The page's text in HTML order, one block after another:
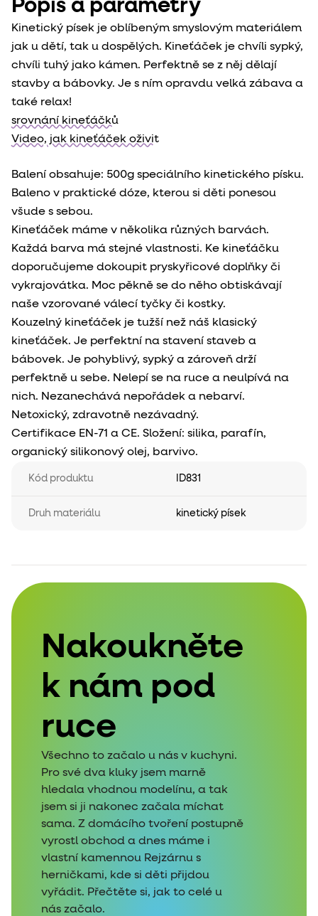
Popis a parametry
Kinetický písek je oblíbeným smyslovým materiálem
jak u dětí, tak u dospělých. Kineťáček je chvíli sypký,
chvíli tuhý jako kámen. Perfektně se z něj dělají
stavby a bábovky. Je s ním opravdu velká zábava a
také relax!
srovnání kineťáčků
Video, jak kineťáček oživit
Balení obsahuje: 500g speciálního kinetického písku.
Baleno v praktické dóze, kterou si děti ponesou
všude s sebou.
Kineťáček máme v několika různých barvách.
Každá barva má stejné vlastnosti. Ke kineťáčku
doporučujeme dokoupit pryskyřicové doplňky či
vykrajovátka. Moc pěkně se do něho obtiskávají
naše vzorované válecí tyčky či kostky.
Kouzelný kineťáček je tužší než náš klasický
kineťáček. Je perfektní na stavení staveb a
bábovek. Je pohyblivý, sypký a zároveň drží
perfektně u sebe. Nelepí se na ruce a neulpívá na
nich. Nezanechává nepořádek a nebarví.
Netoxický, zdravotně nezávadný.
Certifikace EN-71 a CE. Složení: silika, parafín,
organický silikonový olej, barvivo.
Kód produktu ID831
Druh materiálu kinetický písek
Nakoukněte
k nám pod
ruce
Všechno to začalo u nás v kuchyni.
Pro své dva kluky jsem marně
hledala vhodnou modelínu, a tak
jsem si ji nakonec začala míchat
sama. Z domácího tvoření postupně
vyrostl obchod a dnes máme i
vlastní kamennou Rejzárnu s
herničkami, kde si děti přijdou
vyřádit. Přečtěte si, jak to celé u
nás začalo.